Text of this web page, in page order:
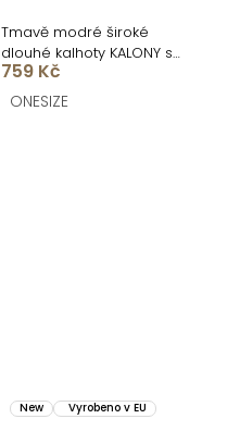
Tmavě modré široké
dlouhé kalhoty KALONY s
páskem
759 Kč
ONESIZE
New Vyrobeno v EU